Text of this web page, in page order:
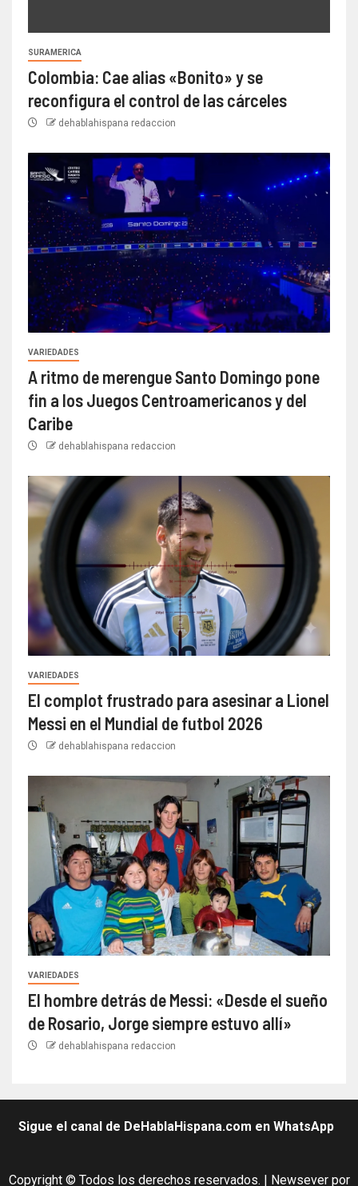
SURAMERICA
Colombia: Cae alias «Bonito» y se
reconfigura el control de las cárceles
dehablahispana redaccion
VARIEDADES
A ritmo de merengue Santo Domingo pone
fin a los Juegos Centroamericanos y del
Caribe
dehablahispana redaccion
VARIEDADES
El complot frustrado para asesinar a Lionel
Messi en el Mundial de futbol 2026
dehablahispana redaccion
VARIEDADES
El hombre detrás de Messi: «Desde el sueño
de Rosario, Jorge siempre estuvo allí»
dehablahispana redaccion
Sigue el canal de DeHablaHispana.com en WhatsApp
Copyright © Todos los derechos reservados. Newseverpor